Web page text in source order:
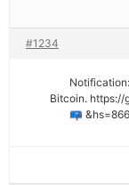
#1234
📪 📬
Bitcoin.